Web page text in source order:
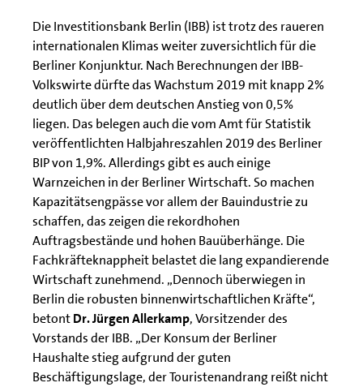
Die Investitionsbank Berlin (IBB) ist trotz des raueren
internationalen Klimas weiter zuversichtlich für die
Berliner Konjunktur. Nach Berechnungen der IBB-
Volkswirte dürfte das Wachstum 2019 mit knapp 2%
deutlich über dem deutschen Anstieg von 0,5%
liegen. Das belegen auch die vom Amt für Statistik
veröffentlichten Halbjahreszahlen 2019 des Berliner
BIP von 1,9%. Allerdings gibt es auch einige
Warnzeichen in der Berliner Wirtschaft. So machen
Kapazitätsengpässe vor allem der Bauindustrie zu
schaffen, das zeigen die rekordhohen
Auftragsbestände und hohen Bauüberhänge. Die
Fachkräfteknappheit belastet die lang expandierende
Wirtschaft zunehmend. „Dennoch überwiegen in
Berlin die robusten binnenwirtschaftlichen Kräfte“,
betontDr. Jürgen Allerkamp, Vorsitzender des
Vorstands der IBB. „Der Konsum der Berliner
Haushalte stieg aufgrund der guten
Beschäftigungslage, der Touristenandrang reißt nicht